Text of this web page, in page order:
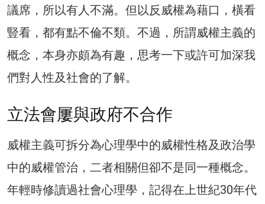
議席，所以有人不滿。但以反威權為藉口，橫看
豎看，都有點不倫不類。不過，所謂威權主義的
概念，本身亦頗為有趣，思考一下或許可加深我
們對人性及社會的了解。
立法會屢與政府不合作
威權主義可拆分為心理學中的威權性格及政治學
中的威權管治，二者相關但卻不是同一種概念。
年輕時修讀過社會心理學，記得在上世紀30年代